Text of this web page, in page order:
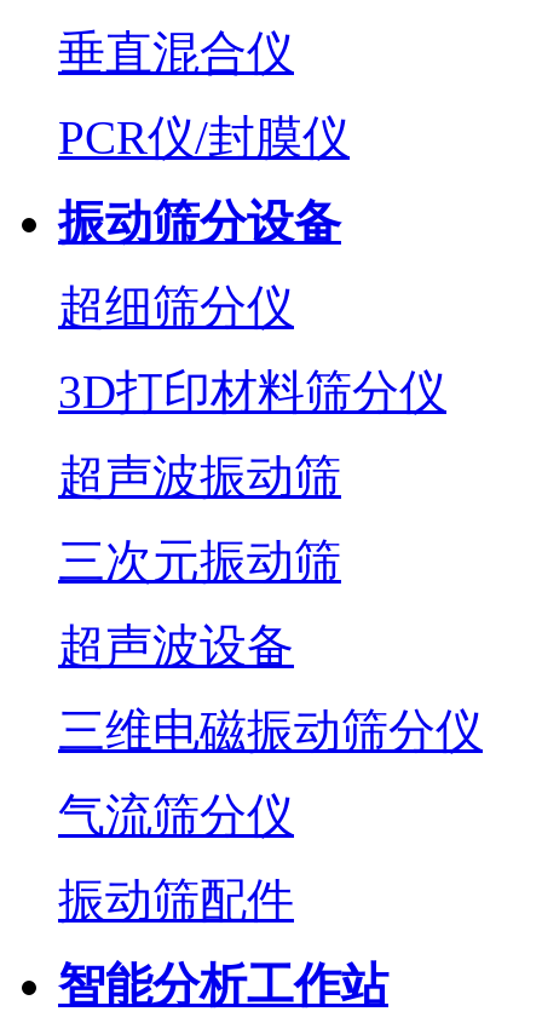
垂直混合仪
PCR仪/封膜仪
振动筛分设备
超细筛分仪
3D打印材料筛分仪
超声波振动筛
三次元振动筛
超声波设备
三维电磁振动筛分仪
气流筛分仪
振动筛配件
智能分析工作站